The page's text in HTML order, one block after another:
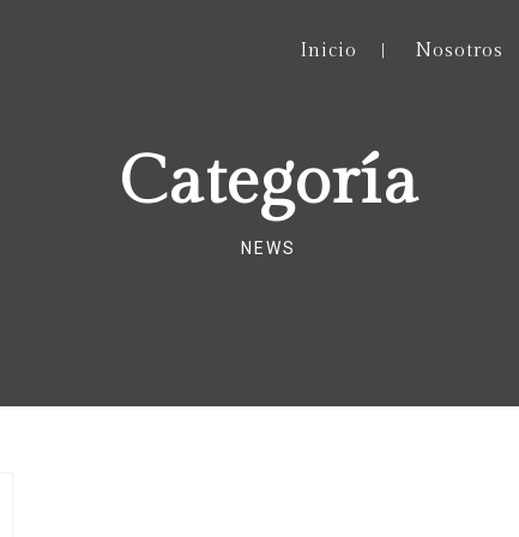
Inicio Nosotros
Categoría
NEWS